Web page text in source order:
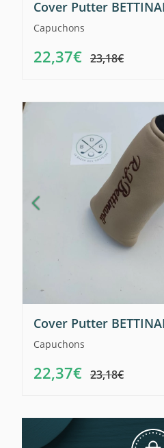
Cover Putter
Capuchons
22,37€ 23,18€
Cover Putter
Capuchons
22,37€ 23,18€